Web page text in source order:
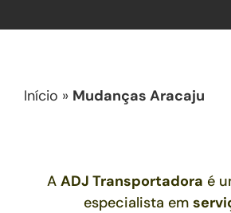
Início » Mudanças Aracaju
A ADJ Transportadora é
especialista em